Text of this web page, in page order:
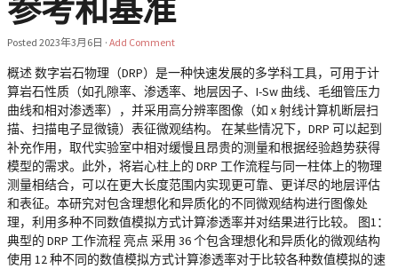
参考和基准
Posted 2023年3月6日 · Add Comment
概述 数字岩石物理（DRP）是一种快速发展的多学科工具，可用于计
算岩石性质（如孔隙率、渗透率、地层因子、I-Sw 曲线、毛细管压力
曲线和相对渗透率），并采用高分辨率图像（如 x 射线计算机断层扫
描、扫描电子显微镜）表征微观结构。 在某些情况下，DRP 可以起到
补充作用，取代实验室中相对缓慢且昂贵的测量和根据经验趋势获得
模型的需求。此外，将岩心柱上的 DRP 工作流程与同一柱体上的物理
测量相结合，可以在更大长度范围内实现更可靠、更详尽的地层评估
和表征。本研究对包含理想化和异质化的不同微观结构进行图像处
理，利用多种不同数值模拟方式计算渗透率并对结果进行比较。 图1：
典型的 DRP 工作流程 亮点 采用 36 个包含理想化和异质化的微观结构
使用 12 种不同的数值模拟方式计算渗透率对于比较各种数值模拟的速